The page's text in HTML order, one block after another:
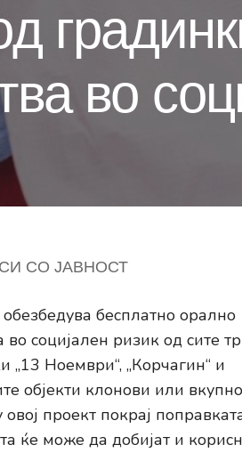
во
СО ЈАВНОСТ
бесплатно орално
во социјален ризик од сите
„13 Ноември“, „Корчагин“ и
објекти клонови или вкупно
проект покрај
ќе може да добијат и